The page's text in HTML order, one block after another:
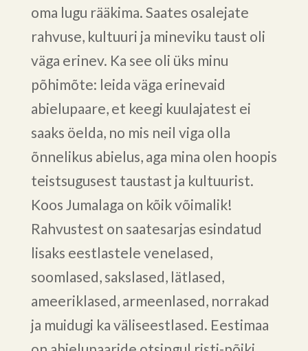
oma lugu rääkima. Saates osalejate
rahvuse, kultuuri ja mineviku taust oli
väga erinev. Ka see oli üks minu
põhimõte: leida väga erinevaid
abielupaare, et keegi kuulajatest ei
saaks öelda, no mis neil viga olla
õnnelikus abielus, aga mina olen hoopis
teistsugusest taustast ja kultuurist.
Koos Jumalaga on kõik võimalik!
Rahvustest on saatesarjas esindatud
lisaks eestlastele venelased,
soomlased, sakslased, lätlased,
ameeriklased, armeenlased, norrakad
ja muidugi ka väliseestlased. Eestimaa